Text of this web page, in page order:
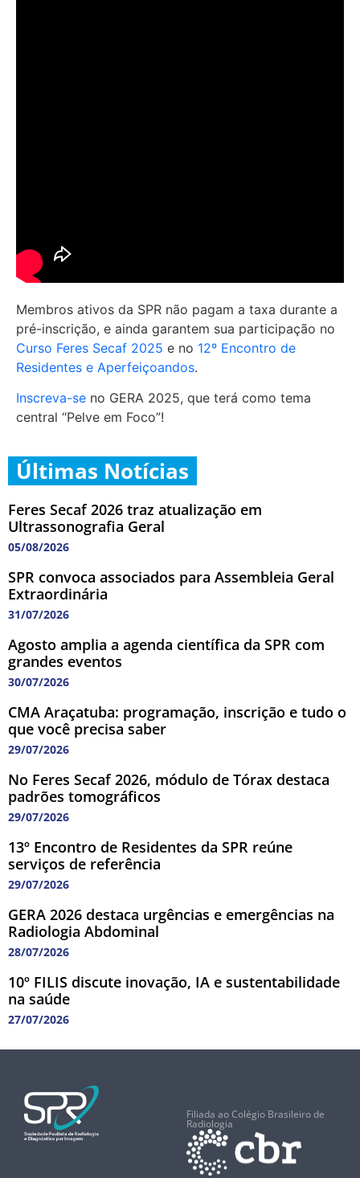
Membros ativos da SPR não pagam a taxa durante a
pré-inscrição, e ainda garantem sua participação no
Curso Feres Secaf 2025 e no 12º Encontro de
Residentes e Aperfeiçoandos.
Inscreva-se no GERA 2025, que terá como tema
central “Pelve em Foco”!
Últimas Notícias
Feres Secaf 2026 traz atualização em
Ultrassonografia Geral
05/08/2026
SPR convoca associados para Assembleia Geral
Extraordinária
31/07/2026
Agosto amplia a agenda científica da SPR com
grandes eventos
30/07/2026
CMA Araçatuba: programação, inscrição e tudo o
que você precisa saber
29/07/2026
No Feres Secaf 2026, módulo de Tórax destaca
padrões tomográficos
29/07/2026
13º Encontro de Residentes da SPR reúne
serviços de referência
29/07/2026
GERA 2026 destaca urgências e emergências na
Radiologia Abdominal
28/07/2026
10º FILIS discute inovação, IA e sustentabilidade
na saúde
27/07/2026
Filiada ao Colégio Brasileiro de
Radiologia